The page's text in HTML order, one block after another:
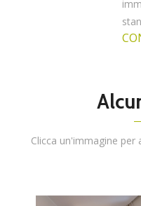
Clicca un'immagine per